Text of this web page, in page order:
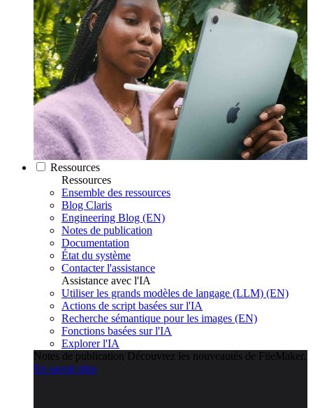
Ressources
Ressources
Ensemble des ressources
Blog Claris
Engineering Blog (EN)
Notes de publication
Documentation
État du système
Contacter l'assistance
Assistance avec l'IA
Utiliser les grands modèles de langage (LLM) (EN)
Actions de script basées sur l'IA
Recherche sémantique pour les images (EN)
Fonctions basées sur l'IA
Explorer l'IA
Notes de publication Découvrez les nouveautés de FileMaker.
En savoir plus